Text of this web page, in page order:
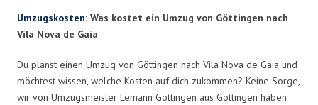
Umzugskosten: Was kostet ein Umzug von Göttingen nach
Vila Nova de Gaia
Du planst einen Umzug von Göttingen nach Vila Nova de Gaia und
möchtest wissen, welche Kosten auf dich zukommen? Keine Sorge,
wir von Umzugsmeister Lemann Göttingen aus Göttingen haben